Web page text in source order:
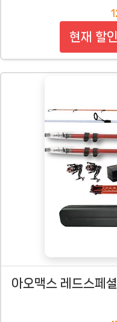
현재 할
아오맥스 레드스페